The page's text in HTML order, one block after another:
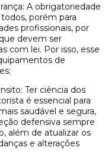
porém para
profissionais, por
devem ser
com lei. Por isso, esse
de
é essencial para
saudável e segura,
defensiva sempre
além de atualizar os
e alterações